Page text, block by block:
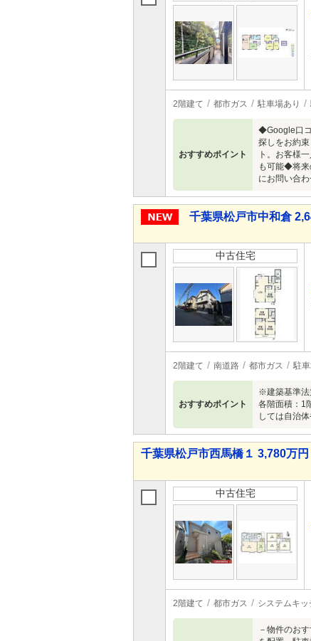
2階建て 都市ガス 駐車場あり
おすすめポイント
◆Google口
探しをお約
ト。お客様
も可能◆将来
にお問い合わ
千葉県松戸市中和倉
中古住宅
2階建て 南道路 都市ガス 駐
おすすめポイント
※建築基準法
各階面積：1
しては自治
千葉県松戸市西馬橋１ 3,780万
中古住宅
2階建て 都市ガス システムキッ
－物件のお